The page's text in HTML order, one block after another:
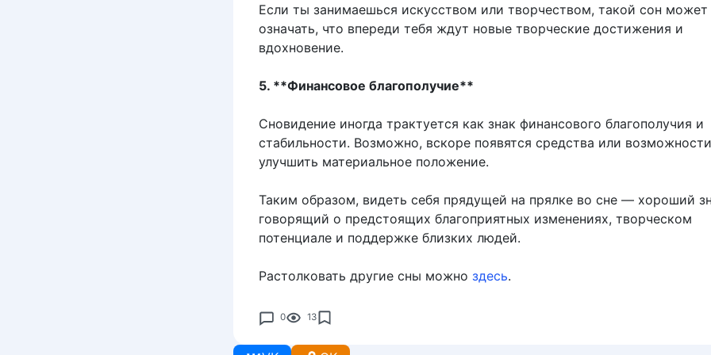
Если ты занимаешься искусством или творчеством, такой сон может
означать, что впереди тебя ждут новые творческие достижения и
вдохновение.
5. **Финансовое благополучие**
Сновидение иногда трактуется как знак финансового благополучия и
стабильности. Возможно, вскоре появятся средства или возможности
улучшить материальное положение.
Таким образом, видеть себя прядущей на прялке во сне — хороший
говорящий о предстоящих благоприятных изменениях, творческом
потенциале и поддержке близких людей.
Растолковать другие сны можно здесь.
0 13